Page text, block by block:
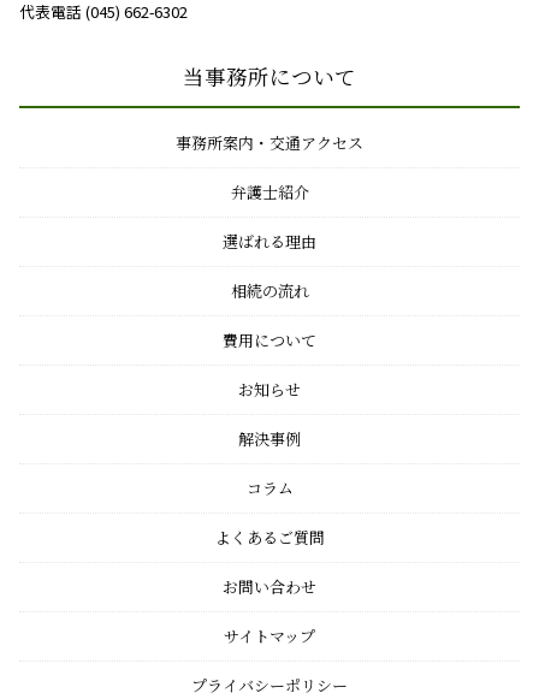
代表電話 (045) 662-6302
当事務所について
事務所案内・交通アクセス
弁護士紹介
選ばれる理由
相続の流れ
費用について
お知らせ
解決事例
コラム
よくあるご質問
お問い合わせ
サイトマップ
プライバシーポリシー